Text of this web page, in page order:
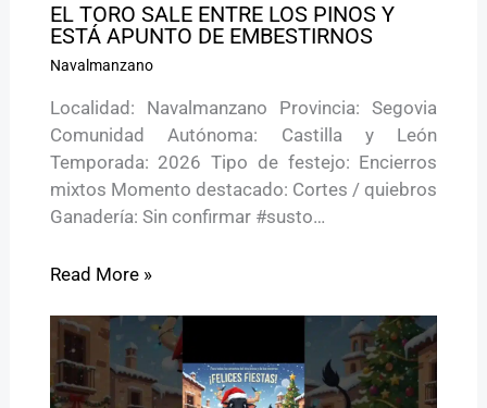
EL TORO SALE ENTRE LOS PINOS Y
ESTÁ APUNTO DE EMBESTIRNOS
Navalmanzano
Localidad: Navalmanzano Provincia: Segovia
Comunidad Autónoma: Castilla y León
Temporada: 2026 Tipo de festejo: Encierros
mixtos Momento destacado: Cortes / quiebros
Ganadería: Sin confirmar #susto…
Read More »